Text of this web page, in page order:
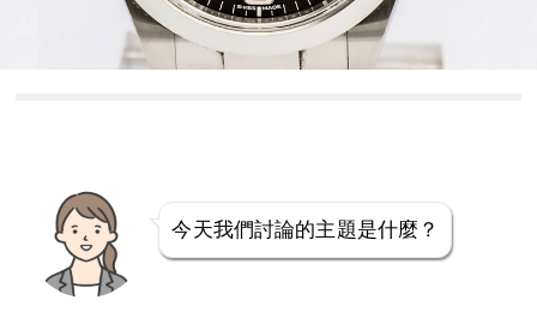
今天我們討論的主題是什麼？